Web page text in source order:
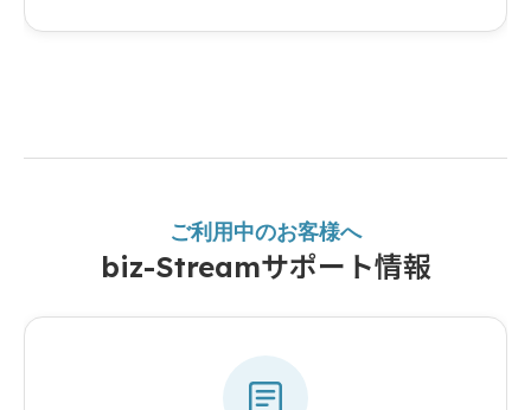
ご利用中のお客様へ
biz-Streamサポート情報